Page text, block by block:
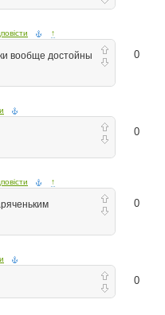
↑
0
вообще достойны
0
↑
0
0